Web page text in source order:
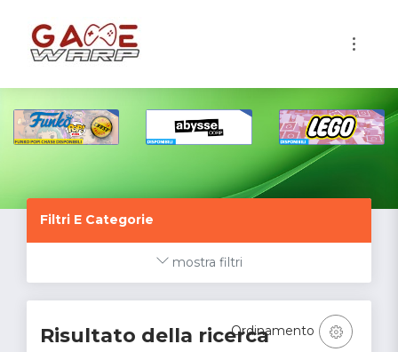
Filtri E Categorie
mostra filtri
Risultato della ricercaOrdinamento